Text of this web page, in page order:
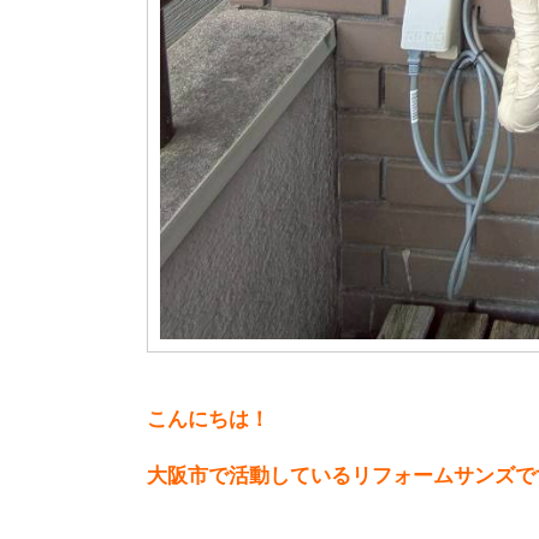
こんにちは！
大阪市で活動しているリフォームサンズ